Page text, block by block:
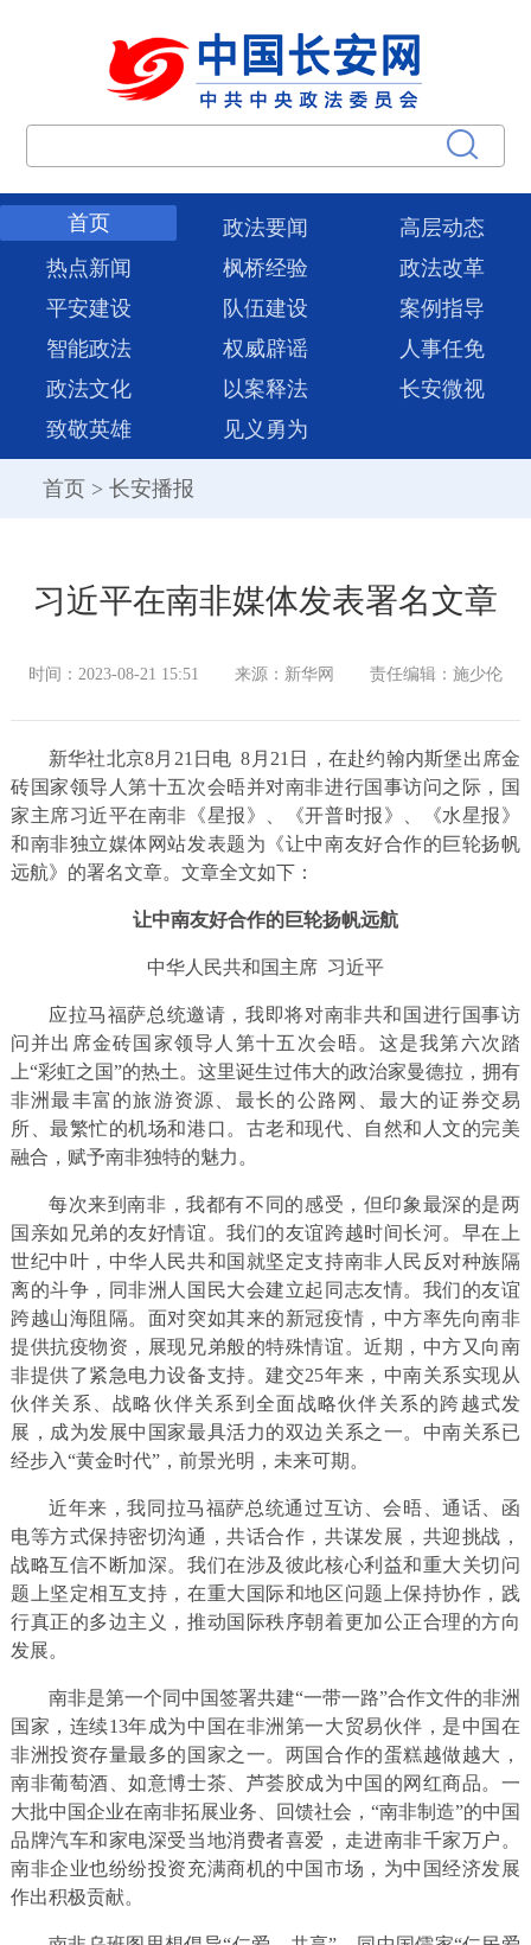
首页 政法要闻
高层动态
热点新闻
枫桥经验
政法改革
平安建设
队伍建设
案例指导
智能政法
权威辟谣
人事任免
政法文化
以案释法
长安微视
致敬英雄
见义勇为
首页 > 长安播报
习近平在南非媒体发表署名文章
时间：2023-08-21 15:51 来源：新华网 责任编辑：施少伦
新华社北京8月21日电 8月21日，在赴约翰内斯堡出席金
砖国家领导人第十五次会晤并对南非进行国事访问之际，国
家主席习近平在南非《星报》、《开普时报》、《水星报》
和南非独立媒体网站发表题为《让中南友好合作的巨轮扬帆
远航》的署名文章。文章全文如下：
让中南友好合作的巨轮扬帆远航
中华人民共和国主席 习近平
应拉马福萨总统邀请，我即将对南非共和国进行国事访
问并出席金砖国家领导人第十五次会晤。这是我第六次踏
上“彩虹之国”的热土。这里诞生过伟大的政治家曼德拉，拥有
非洲最丰富的旅游资源、最长的公路网、最大的证券交易
所、最繁忙的机场和港口。古老和现代、自然和人文的完美
融合，赋予南非独特的魅力。
每次来到南非，我都有不同的感受，但印象最深的是两
国亲如兄弟的友好情谊。我们的友谊跨越时间长河。早在上
世纪中叶，中华人民共和国就坚定支持南非人民反对种族隔
离的斗争，同非洲人国民大会建立起同志友情。我们的友谊
跨越山海阻隔。面对突如其来的新冠疫情，中方率先向南非
提供抗疫物资，展现兄弟般的特殊情谊。近期，中方又向南
非提供了紧急电力设备支持。建交25年来，中南关系实现从
伙伴关系、战略伙伴关系到全面战略伙伴关系的跨越式发
展，成为发展中国家最具活力的双边关系之一。中南关系已
经步入“黄金时代”，前景光明，未来可期。
近年来，我同拉马福萨总统通过互访、会晤、通话、函
电等方式保持密切沟通，共话合作，共谋发展，共迎挑战，
战略互信不断加深。我们在涉及彼此核心利益和重大关切问
题上坚定相互支持，在重大国际和地区问题上保持协作，践
行真正的多边主义，推动国际秩序朝着更加公正合理的方向
发展。
南非是第一个同中国签署共建“一带一路”合作文件的非洲
国家，连续13年成为中国在非洲第一大贸易伙伴，是中国在
非洲投资存量最多的国家之一。两国合作的蛋糕越做越大，
南非葡萄酒、如意博士茶、芦荟胶成为中国的网红商品。一
大批中国企业在南非拓展业务、回馈社会，“南非制造”的中国
品牌汽车和家电深受当地消费者喜爱，走进南非千家万户。
南非企业也纷纷投资充满商机的中国市场，为中国经济发展
作出积极贡献。